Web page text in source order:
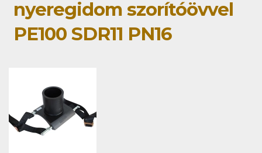
nyeregidom szorítóövvel
PE100 SDR11 PN16